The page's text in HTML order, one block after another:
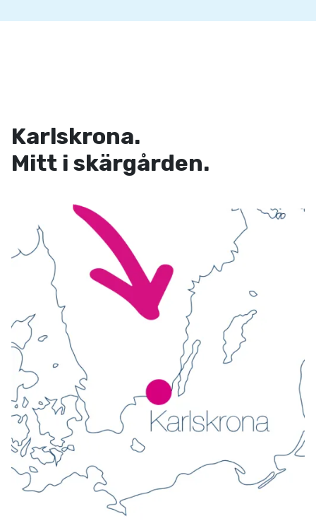
Karlskrona.
Mitt i skärgården.